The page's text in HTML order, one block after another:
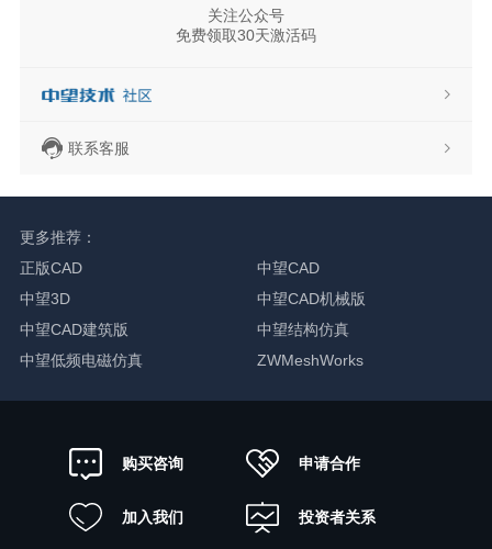
关注公众号
免费领取30天激活码
联系客服
更多推荐：
正版CAD
中望CAD
中望3D
中望CAD机械版
中望CAD建筑版
中望结构仿真
中望低频电磁仿真
ZWMeshWorks
购买咨询 申请合作
加入我们 投资者关系